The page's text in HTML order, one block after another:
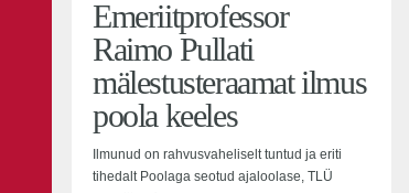
Emeriitprofessor
Raimo Pullati
mälestusteraamat ilmus
poola keeles
Ilmunud on rahvusvaheliselt tuntud ja eriti
tihedalt Poolaga seotud ajaloolase, TLÜ